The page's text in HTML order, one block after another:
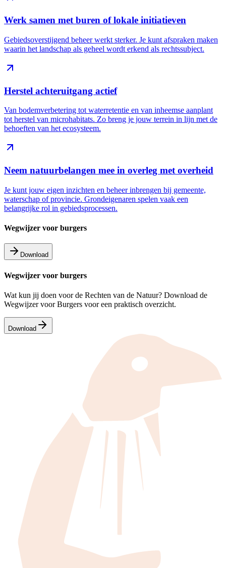
Werk samen met buren of lokale initiatieven
Gebiedsoverstijgend beheer werkt sterker. Je kunt afspraken maken
waarin het landschap als geheel wordt erkend als rechtssubject.
Herstel achteruitgang actief
Van bodemverbetering tot waterretentie en van inheemse aanplant
tot herstel van microhabitats. Zo breng je jouw terrein in lijn met de
behoeften van het ecosysteem.
Neem natuurbelangen mee in overleg met overheid
Je kunt jouw eigen inzichten en beheer inbrengen bij gemeente,
waterschap of provincie. Grondeigenaren spelen vaak een
belangrijke rol in gebiedsprocessen.
Wegwijzer voor burgers
Download
Wegwijzer voor burgers
Wat kun jij doen voor de Rechten van de Natuur? Download de
Wegwijzer voor Burgers voor een praktisch overzicht.
Download